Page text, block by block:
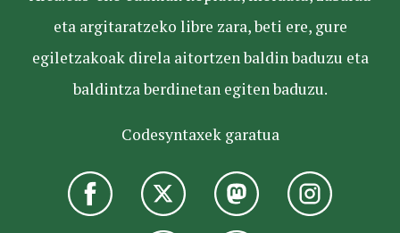
eta argitaratzeko libre zara, beti ere, gure
egiletzakoak direla aitortzen baldin baduzu eta
baldintza berdinetan egiten baduzu.
Codesyntaxek garatua